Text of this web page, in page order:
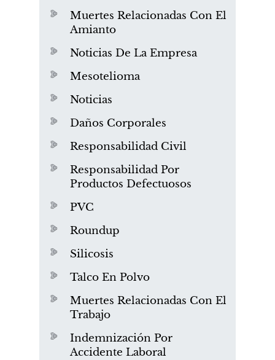
Muertes Relacionadas Con El
Amianto
Noticias De La Empresa
Mesotelioma
Noticias
Daños Corporales
Responsabilidad Civil
Responsabilidad Por
Productos Defectuosos
PVC
Roundup
Silicosis
Talco En Polvo
Muertes Relacionadas Con El
Trabajo
Indemnización Por
Accidente Laboral